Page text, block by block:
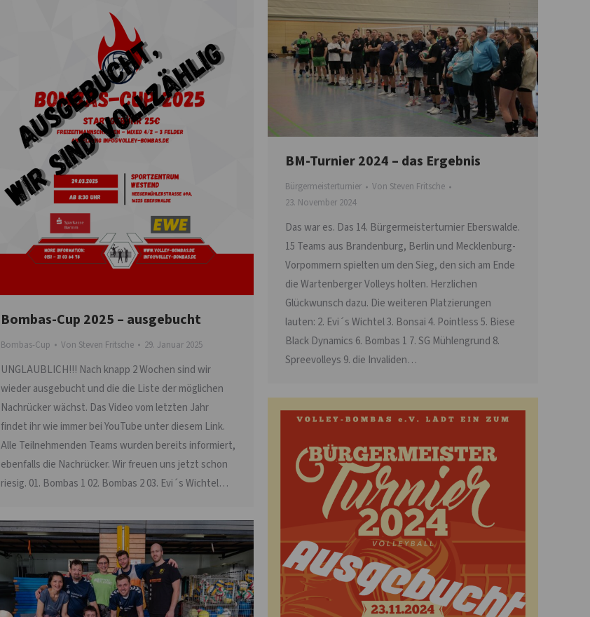
Bombas-Cup 2025 – ausgebucht
Bombas-Cup Von Steven Fritsche 29. Januar 2025
UNGLAUBLICH!!! Nach knapp 2 Wochen sind wir
wieder ausgebucht und die die Liste der möglichen
Nachrücker wächst. Das Video vom letzten Jahr
findet ihr wie immer bei YouTube unter diesem Link.
Alle Teilnehmenden Teams wurden bereits informiert,
ebenfalls die Nachrücker. Wir freuen uns jetzt schon
riesig. 01. Bombas 1 02. Bombas 2 03. Evi´s Wichtel…
BM-Turnier 2024 – das Ergebnis
Bürgermeisterturnier Von Steven Fritsche
23. November 2024
Das war es. Das 14. Bürgermeisterturnier Eberswalde.
15 Teams aus Brandenburg, Berlin und Mecklenburg-
Vorpommern spielten um den Sieg, den sich am Ende
die Wartenberger Volleys holten. Herzlichen
Glückwunsch dazu. Die weiteren Platzierungen
lauten: 2. Evi´s Wichtel 3. Bonsai 4. Pointless 5. Biese
Black Dynamics 6. Bombas 1 7. SG Mühlengrund 8.
Spreevolleys 9. die Invaliden…